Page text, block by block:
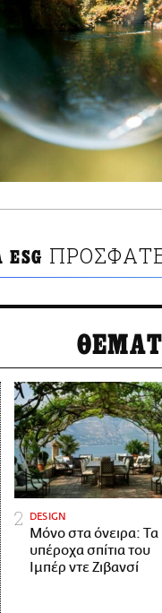
DESIGN
Μόνο στα όνειρα: Τα
υπέροχα σπίτια του
Ιμπέρ ντε Ζιβανσί